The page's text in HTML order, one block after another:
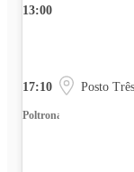
13:00
17:10 Posto
Poltrona